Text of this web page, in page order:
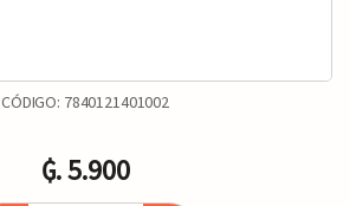
CÓDIGO: 7840121401002
₲. 5.900